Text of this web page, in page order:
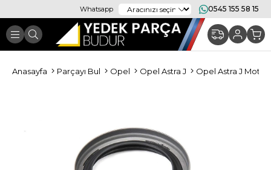
Whatsapp 0545 155 58 15
Anasayfa Parçayı Bul Opel Opel Astra J Opel Astra J